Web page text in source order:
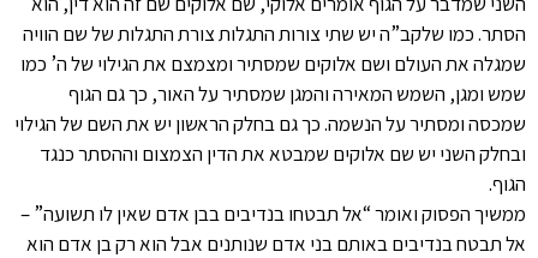
הסתר. כמו שלקב”ה יש שתי צורות התגלות צורת התגלות של שם הוויה
שמגלה את העולם ושם אלוקים שמסתיר ומצמצם את הגילוי של ה’ כמו
שמש ומגן, השמש המאירה והמגן שמסתיר על האור, כך גם הגוף
שמכסה ומסתיר על הנשמה. כך גם בחלק הראשון יש את השם של הגילוי
ובחלק השני יש שם אלוקים שמבטא את הדין הצמצום וההסתר כנגד
הגוף.
ממשיך הפסוק ואומר “אל תבטחו בנדיבים בבן אדם שאין לו תשועה” –
אל תבטח בנדיבים באותם בני אדם שנותנים אבל הוא רק בן אדם הוא